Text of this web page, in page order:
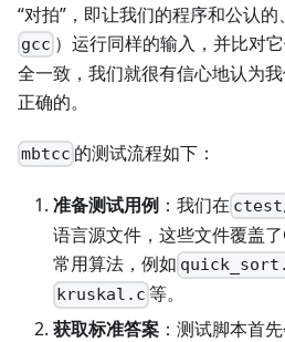
“对拍”，即让我们的程序和公认
gcc ）运行同样的输入，并比对
全一致，我们就很有信心地认为
正确的。
mbtcc 的测试流程如下：
准备测试用例 ：我们在
语言源文件，这些文件覆盖
常用算法，例如
kruskal.c 等。
获取标准答案 ：测试脚本首